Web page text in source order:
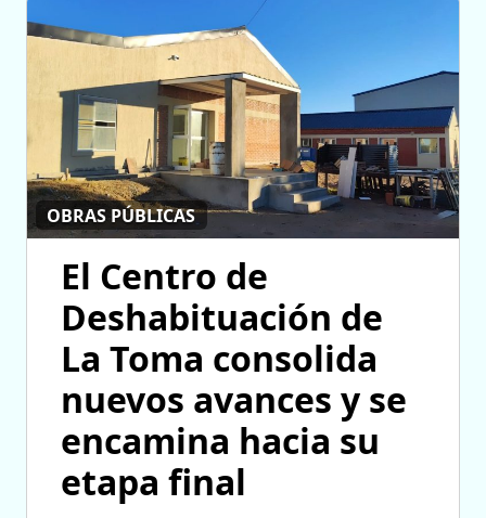
OBRAS PÚBLICAS
El Centro de
Deshabituación de
La Toma consolida
nuevos avances y se
encamina hacia su
etapa final